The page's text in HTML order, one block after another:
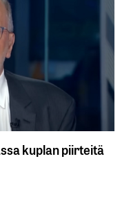
kuplan piirteitä